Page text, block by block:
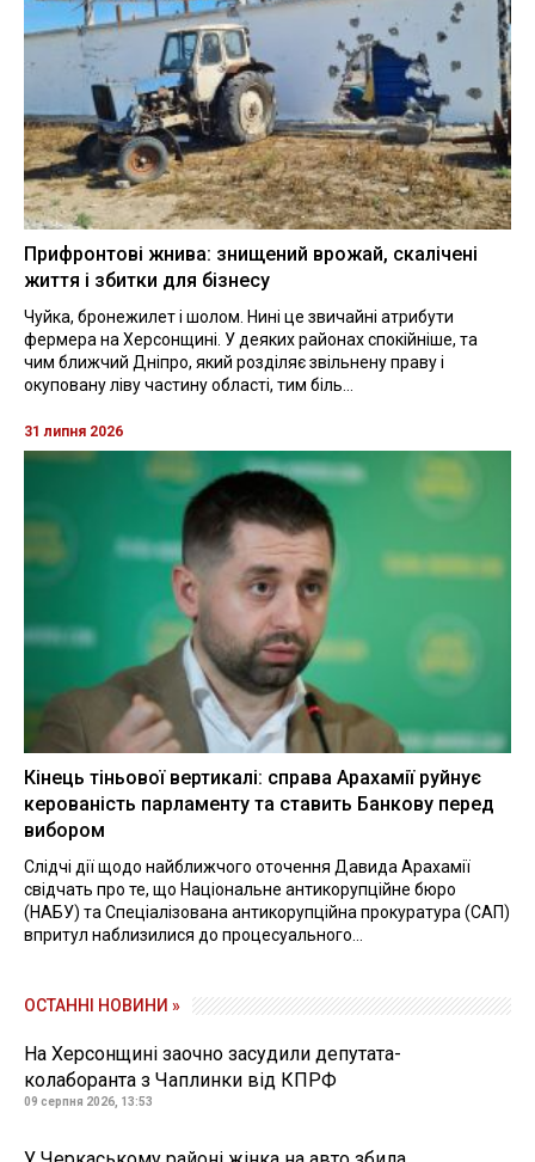
Прифронтові жнива: знищений врожай, скалічені
життя і збитки для бізнесу
Чуйка, бронежилет і шолом. Нині це звичайні атрибути
фермера на Херсонщині. У деяких районах спокійніше, та
чим ближчий Дніпро, який розділяє звільнену праву і
окуповану ліву частину області, тим біль...
31 липня 2026
Кінець тіньової вертикалі: справа Арахамії руйнує
керованість парламенту та ставить Банкову перед
вибором
Слідчі дії щодо найближчого оточення Давида Арахамії
свідчать про те, що Національне антикорупційне бюро
(НАБУ) та Спеціалізована антикорупційна прокуратура (САП)
впритул наблизилися до процесуального...
ОСТАННІ НОВИНИ »
На Херсонщині заочно засудили депутата-
колаборанта з Чаплинки від КПРФ
09 серпня 2026, 13:53